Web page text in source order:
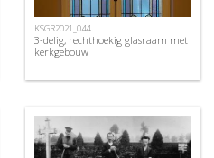
KSGR2021_044
3-delig, rechthoekig glasraam met
kerkgebouw